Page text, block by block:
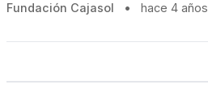
Fundación Cajasol • hace 4 años